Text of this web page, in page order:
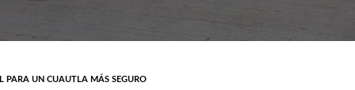
PARA UN CUAUTLA MÁS SEGURO